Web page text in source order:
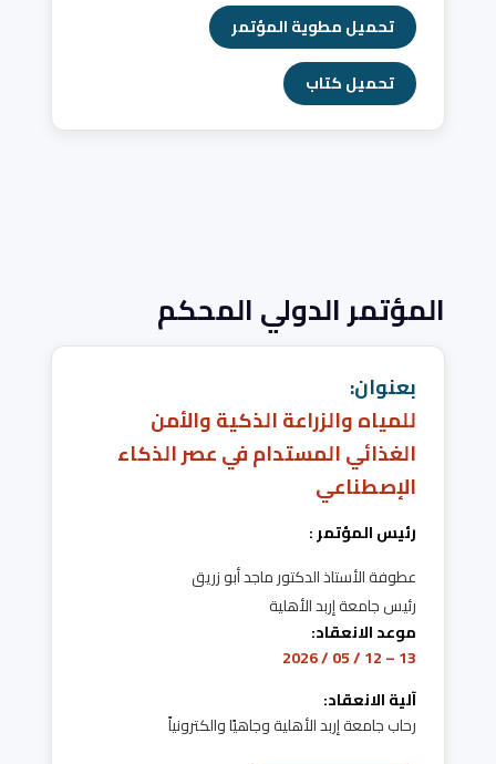
تحميل مطوية المؤتمر
تحميل كتاب
المؤتمر الدولي المحكم
بعنوان:
للمياه والزراعة الذكية والأمن
الغذائي المستدام في عصر الذكاء
الإصطناعي
رئيس المؤتمر :
عطوفة الأستاذ الدكتور ماجد أبو زريق
رئيس جامعة إربد الأهلية
موعد الانعقاد:
13 – 12 / 05 / 2026
آلية الانعقاد:
رحاب جامعة إربد الأهلية وجاهيًا والكترونياً